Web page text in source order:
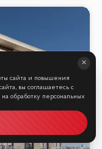
сайта и повышения
вы соглашаетесь с
обработку персональных